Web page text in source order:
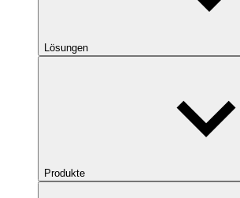
Lösungen
Produkte